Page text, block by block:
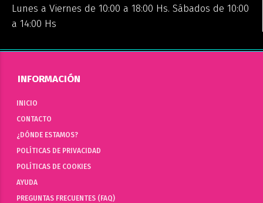
Lunes a Viernes de 10:00 a 18:00 Hs. Sábados de 10:00
a 14:00 Hs
INFORMACIÓN
INICIO
CONTACTO
¿DÓNDE ESTAMOS?
POLÍTICAS DE PRIVACIDAD
POLÍTICAS DE COOKIES
AYUDA
PREGUNTAS FRECUENTES (FAQ)